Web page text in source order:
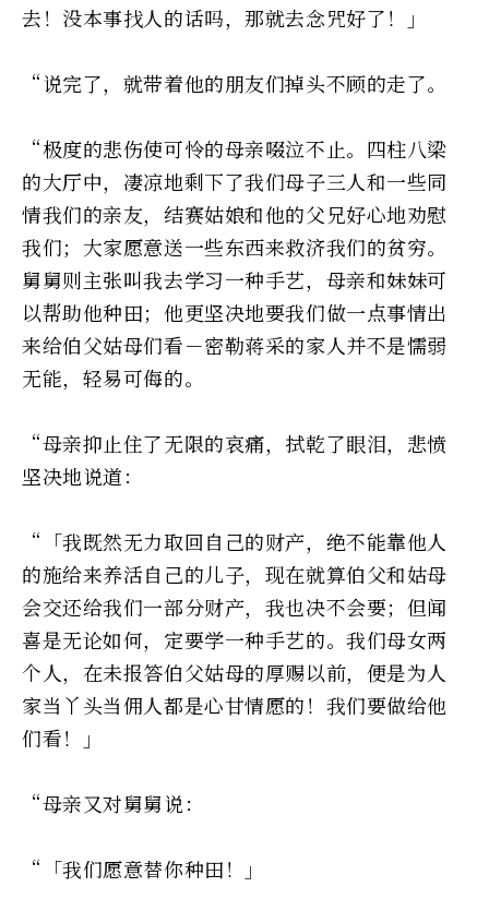
去！没本事找人的话吗，那就去念咒好了！」
“说完了，就带着他的朋友们掉头不顾的走了。
“极度的悲伤使可怜的母亲啜泣不止。四柱八梁
的大厅中，凄凉地剩下了我们母子三人和一些同
情我们的亲友，结赛姑娘和他的父兄好心地劝慰
我们；大家愿意送一些东西来救济我们的贫穷。
舅舅则主张叫我去学习一种手艺，母亲和妹妹可
以帮助他种田；他更坚决地要我们做一点事情出
来给伯父姑母们看－密勒蒋采的家人并不是懦弱
无能，轻易可侮的。
“母亲抑止住了无限的哀痛，拭乾了眼泪，悲愤
坚决地说道：
“「我既然无力取回自己的财产，绝不能靠他人
的施给来养活自己的儿子，现在就算伯父和姑母
会交还给我们一部分财产，我也决不会要；但闻
喜是无论如何，定要学一种手艺的。我们母女两
个人，在未报答伯父姑母的厚赐以前，便是为人
家当丫头当佣人都是心甘情愿的！我们要做给他
们看！」
“母亲又对舅舅说：
“「我们愿意替你种田！」